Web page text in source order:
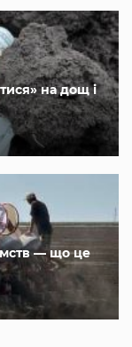
на дощ і
— що це